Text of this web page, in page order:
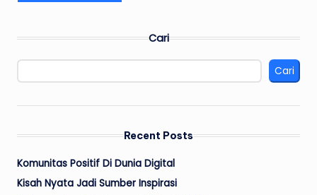
Cari
Cari
Recent Posts
Komunitas Positif Di Dunia Digital
Kisah Nyata Jadi Sumber Inspirasi